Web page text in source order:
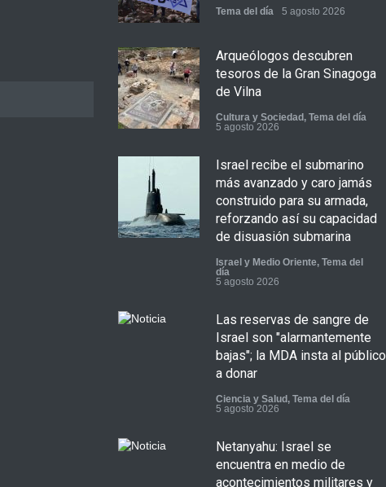
Tema del día 5 agosto 2026
Arqueólogos descubren
tesoros de la Gran Sinagoga
de Vilna
Cultura y Sociedad , Tema del día
5 agosto 2026
Israel recibe el submarino
más avanzado y caro jamás
construido para su armada,
reforzando así su capacidad
de disuasión submarina
Israel y Medio Oriente, Tema del
día
5 agosto 2026
Las reservas de sangre de
Israel son "alarmantemente
bajas"; la MDA insta al público
a donar
Ciencia y Salud , Tema del día
5 agosto 2026
Netanyahu: Israel se
encuentra en medio de
acontecimientos militares y